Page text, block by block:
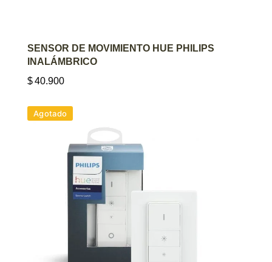
AGREGAR AL CARRITO
SENSOR DE MOVIMIENTO HUE PHILIPS
INALÁMBRICO
$40.900
Agotado